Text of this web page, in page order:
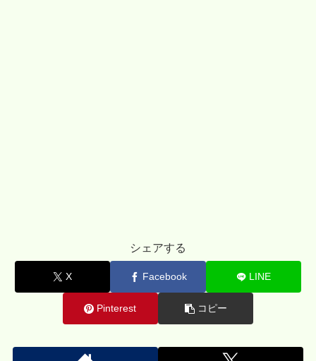
シェアする
X Facebook LINE
Pinterest コピー